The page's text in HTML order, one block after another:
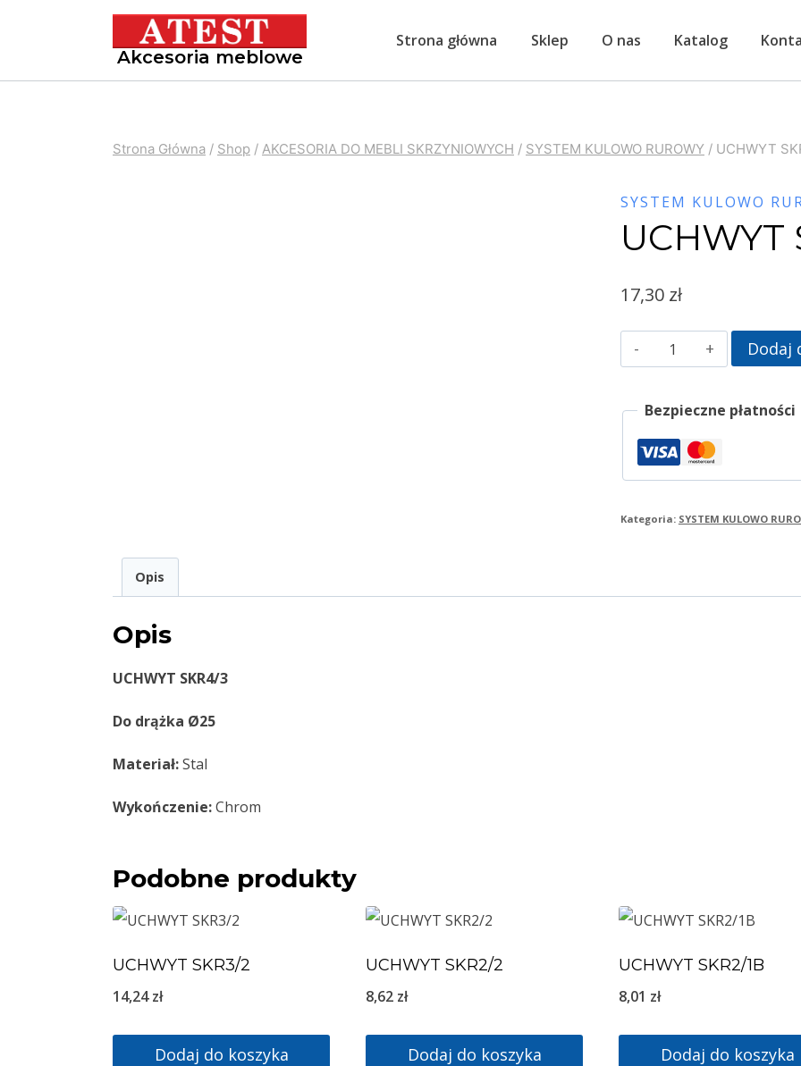
Akcesoria meblowe
Strona główna Sklep O nas Katalog
Strona Główna / Shop / AKCESORIA DO MEBLI SKRZYNIOWYCH / SYSTEM KULOWO RUROWY / UCHWYT
SYSTEM KULOWO
UCHWYT
17,30 zł
Dodaj
Bezpieczne płatności
Kategoria: SYSTEM KULOWO
Opis
Opis
UCHWYT SKR4/3
Do drążka Ø25
Materiał:Stal
Wykończenie:Chrom
Podobne produkty
UCHWYT SKR3/2
14,24zł
Dodaj do koszyka
UCHWYT SKR2/2
8,62 zł
Dodaj do koszyka
UCHWYT SKR2/1B
8,01 zł
Dodaj do koszyka